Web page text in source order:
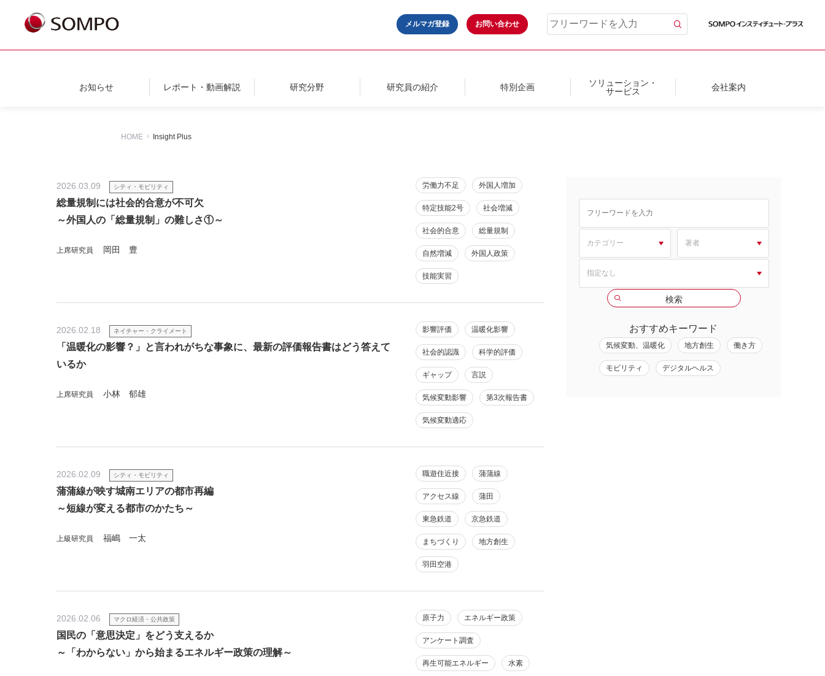
メルマガ登録 お問い合わせ
お知らせ レポート・動画解説 研究分野 研究員の紹介 特別企画
ソリューション・
サービス
会社案内
HOME Insight Plus
2026.03.09 シティ・モビリティ
総量規制には社会的合意が不可欠
～外国人の「総量規制」の難しさ①～
上席研究員 岡田 豊
労働力不足 外国人増加
特定技能2号 社会増減
社会的合意 総量規制
自然増減 外国人政策
技能実習
2026.02.18 ネイチャー・クライメート
「温暖化の影響？」と言われがちな事象に、最新の評価報告書はどう答えて
いるか
上席研究員 小林 郁雄
影響評価 温暖化影響
社会的認識 科学的評価
ギャップ 言説
気候変動影響 第3次報告書
気候変動適応
2026.02.09 シティ・モビリティ
蒲蒲線が映す城南エリアの都市再編
～短線が変える都市のかたち～
上級研究員 福嶋 一太
職遊住近接 蒲蒲線
アクセス線 蒲田
東急鉄道 京急鉄道
まちづくり 地方創生
羽田空港
2026.02.06 マクロ経済・公共政策
国民の「意思決定」をどう支えるか
～「わからない」から始まるエネルギー政策の理解～
原子力 エネルギー政策
アンケート調査
再生可能エネルギー 水素
おすすめキーワード
気候変動、温暖化 地方創生 働き方
モビリティ デジタルヘルス